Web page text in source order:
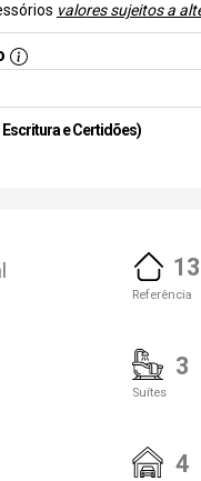
valores sujeitos a
Escritura e Certidões)
Referência
3
Suítes
4